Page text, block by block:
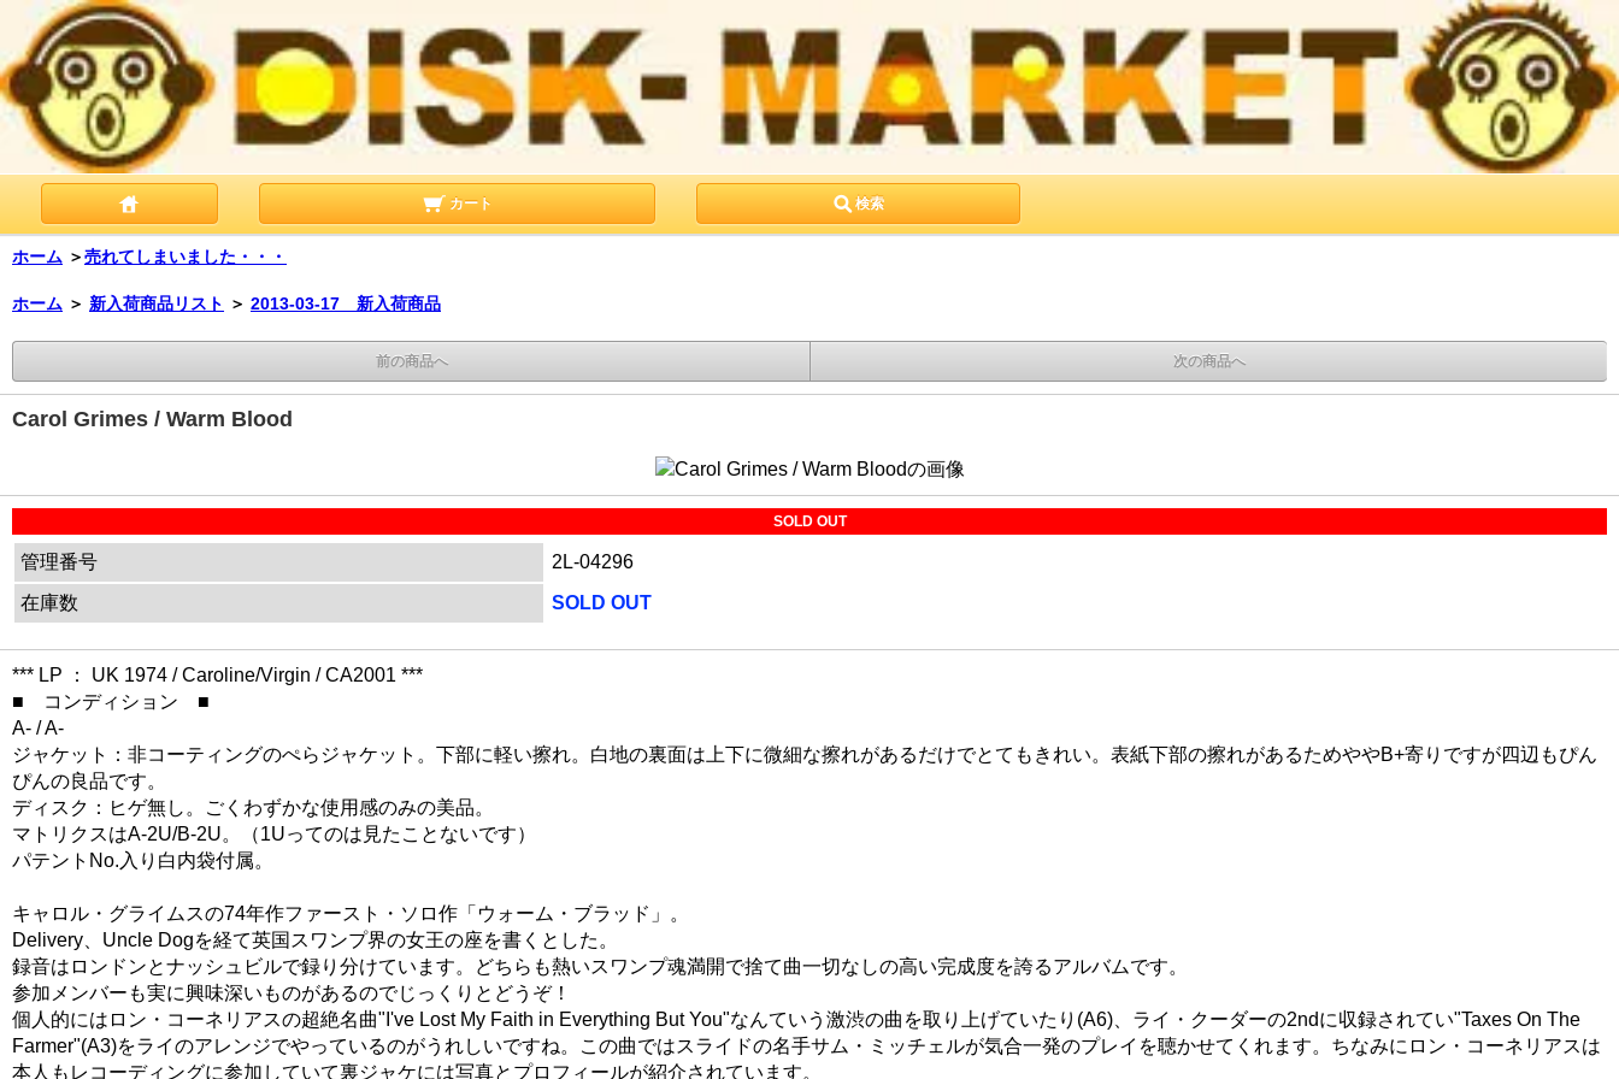
カート 検索
ホーム ＞売れてしまいました・・・
ホーム ＞ 新入荷商品リスト ＞ 2013-03-17 新入荷商品
前の商品へ 次の商品へ
Carol Grimes / Warm Blood
SOLD OUT
管理番号
2L-04296
在庫数
SOLD OUT
*** LP ： UK 1974 / Caroline/Virgin / CA2001 ***
■ コンディション ■
A- / A-
ジャケット：非コーティングのぺらジャケット。下部に軽い擦れ。白地の裏面は上下に微細な擦れがあるだけでとてもきれい。表紙下部の擦れがあるためややB+寄りですが四辺もぴん
ぴんの良品です。
ディスク：ヒゲ無し。ごくわずかな使用感のみの美品。
マトリクスはA-2U/B-2U。（1Uってのは見たことないです）
パテントNo.入り白内袋付属。
キャロル・グライムスの74年作ファースト・ソロ作「ウォーム・ブラッド」。
Delivery、Uncle Dogを経て英国スワンプ界の女王の座を書くとした。
録音はロンドンとナッシュビルで録り分けています。どちらも熱いスワンプ魂満開で捨て曲一切なしの高い完成度を誇るアルバムです。
参加メンバーも実に興味深いものがあるのでじっくりとどうぞ！
個人的にはロン・コーネリアスの超絶名曲"I've Lost My Faith in Everything But You"なんていう激渋の曲を取り上げていたり(A6)、ライ・クーダーの2ndに収録されてい"Taxes On The
Farmer"(A3)をライのアレンジでやっているのがうれしいですね。この曲ではスライドの名手サム・ミッチェルが気合一発のプレイを聴かせてくれます。ちなみにロン・コーネリアスは
本人もレコーディングに参加していて裏ジャケには写真とプロフィールが紹介されています。